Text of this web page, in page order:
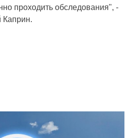
проходить обследования", -
Каприн.